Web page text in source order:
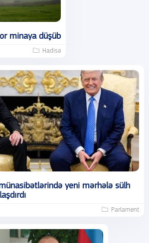
minaya düşüb
Hadisə
yeni mərhələ sülh
Parlament